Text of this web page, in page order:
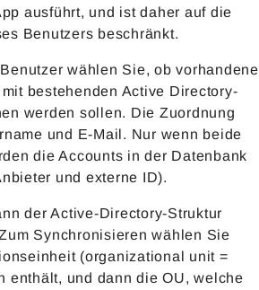
ausführt, und ist daher auf die
Benutzers beschränkt.
wählen Sie, ob vorhandene
bestehenden Active Directory-
werden sollen. Die Zuordnung
und E-Mail. Nur wenn beide
die Accounts in der Datenbank
und externe ID).
der Active-Directory-Struktur
Synchronisieren wählen Sie
(organizational unit =
enthält, und dann die OU, welche